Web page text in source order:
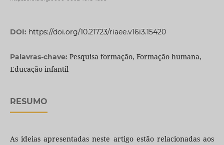
DOI: https://doi.org/10.21723/riaee.v16i3.15420
Palavras-chave: Pesquisa formação, Formação humana,
Educação infantil
RESUMO
As ideias apresentadas neste artigo estão relacionadas aos